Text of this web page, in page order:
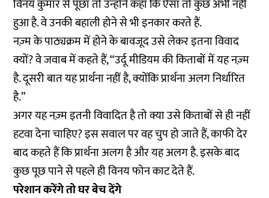
विनय कुमार से पूछा तो उन्होंने कहा कि ऐसा तो कुछ अभी नहीं
हुआ है. वे उनकी बहाली होने से भी इनकार करते हैं.
नज़्म के पाठ्यक्रम में होने के बावजूद उसे लेकर इतना विवाद
क्यों? वे जवाब में कहते हैं, “उर्दू मीडियम की किताबों में यह नज़्म
है. दूसरी बात यह प्रार्थना नहीं है, क्योंकि प्रार्थना अलग निर्धारित
है.”
अगर यह नज़्म इतनी विवादित है तो क्या उसे किताबों से ही नहीं
हटवा देना चाहिए? इस सवाल पर वह चुप हो जाते हैं, काफी देर
बाद कहते हैं कि प्रार्थना अलग है और यह अलग है. इसके बाद
कुछ पूछ पाने से पहले ही विनय फोन काट देते हैं.
परेशान करेंगे तो घर बेच देंगे